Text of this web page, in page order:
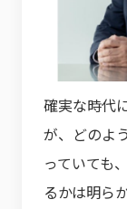
確実な時代
が、どのよ
っていても
るかは明ら